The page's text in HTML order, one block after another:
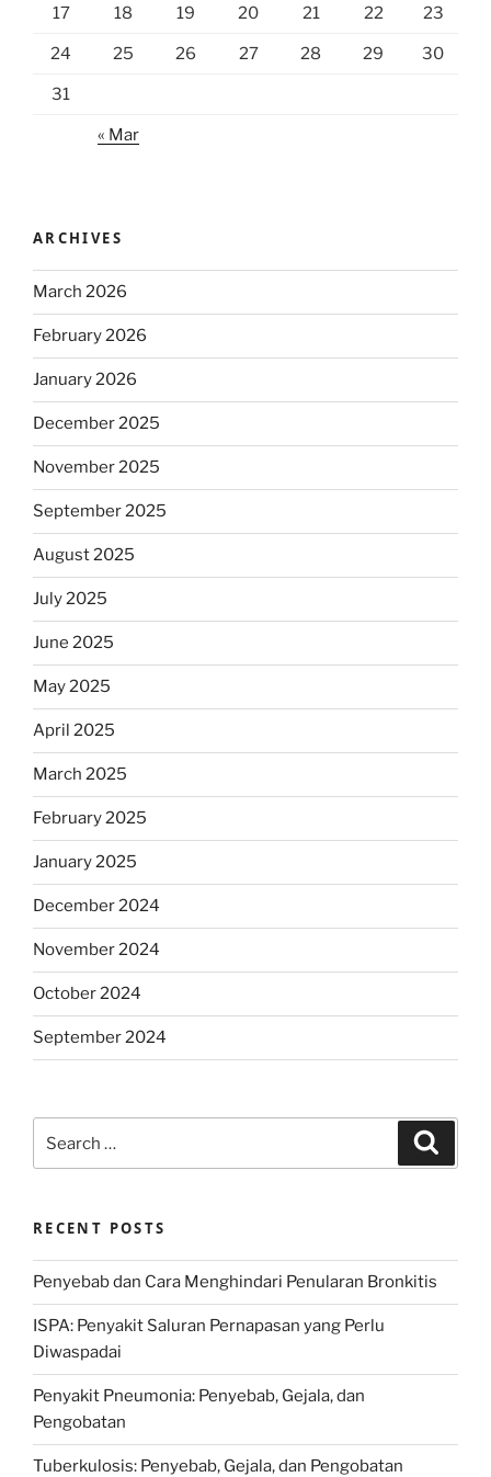
17 18 19 20 21 22 23
24 25 26 27 28 29 30
31
« Mar
ARCHIVES
March 2026
February 2026
January 2026
December 2025
November 2025
September 2025
August 2025
July 2025
June 2025
May 2025
April 2025
March 2025
February 2025
January 2025
December 2024
November 2024
October 2024
September 2024
for:
RECENT POSTS
Penyebab dan Cara Menghindari Penularan Bronkitis
ISPA: Penyakit Saluran Pernapasan yang Perlu
Diwaspadai
Penyakit Pneumonia: Penyebab, Gejala, dan
Pengobatan
Tuberkulosis: Penyebab, Gejala, dan Pengobatan